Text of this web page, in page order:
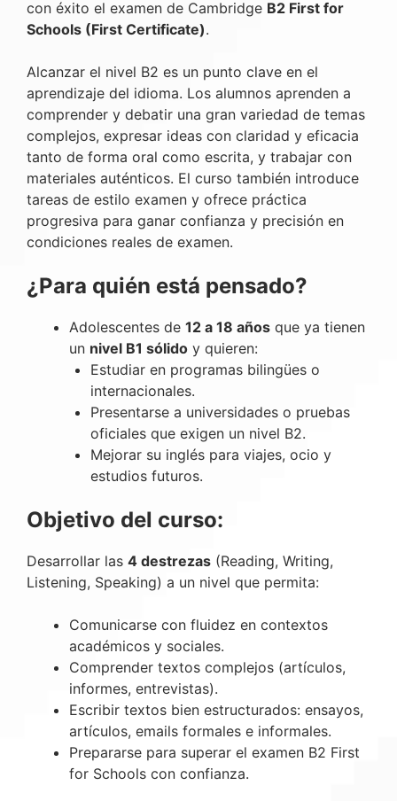
con éxito el examen de Cambridge B2 First for
Schools (First Certificate).
Alcanzar el nivel B2 es un punto clave en el
aprendizaje del idioma. Los alumnos aprenden a
comprender y debatir una gran variedad de temas
complejos, expresar ideas con claridad y eficacia
tanto de forma oral como escrita, y trabajar con
materiales auténticos. El curso también introduce
tareas de estilo examen y ofrece práctica
progresiva para ganar confianza y precisión en
condiciones reales de examen.
¿Para quién está pensado?
Adolescentes de 12 a 18 años que ya tienen
un nivel B1 sólido y quieren:
Estudiar en programas bilingües o
internacionales.
Presentarse a universidades o pruebas
oficiales que exigen un nivel B2.
Mejorar su inglés para viajes, ocio y
estudios futuros.
Objetivo del curso:
Desarrollar las 4 destrezas (Reading, Writing,
Listening, Speaking) a un nivel que permita:
Comunicarse con fluidez en contextos
académicos y sociales.
Comprender textos complejos (artículos,
informes, entrevistas).
Escribir textos bien estructurados: ensayos,
artículos, emails formales e informales.
Prepararse para superar el examen B2 First
for Schools con confianza.